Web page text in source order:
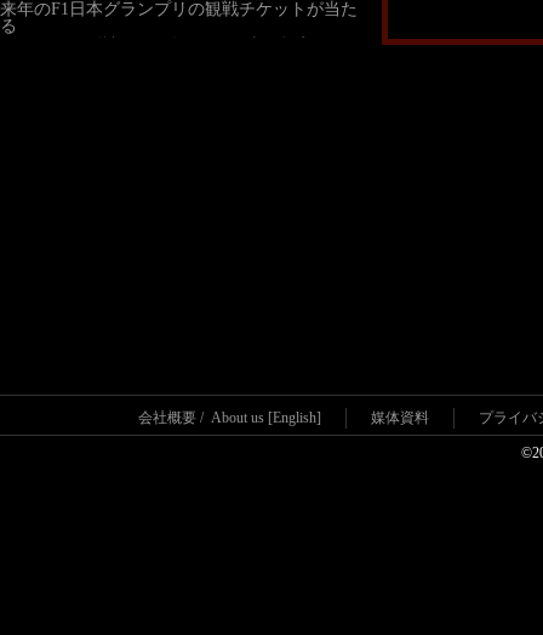
来年のF1日本グランプリの観戦チケットが当た
る
会社概要 / About us [English] 媒体資料 プライバ